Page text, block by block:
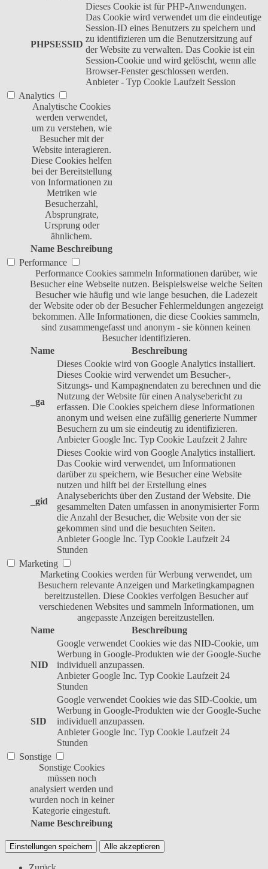
PHPSESSID
Dieses Cookie ist für PHP-Anwendungen.
Das Cookie wird verwendet um die eindeutige
Session-ID eines Benutzers zu speichern und
zu identifizieren um die Benutzersitzung auf
der Website zu verwalten. Das Cookie ist ein
Session-Cookie und wird gelöscht, wenn alle
Browser-Fenster geschlossen werden.
Anbieter - Typ Cookie Laufzeit Session
Analytics
Analytische Cookies
werden verwendet,
um zu verstehen, wie
Besucher mit der
Website interagieren.
Diese Cookies helfen
bei der Bereitstellung
von Informationen zu
Metriken wie
Besucherzahl,
Absprungrate,
Ursprung oder
ähnlichem.
Name Beschreibung
Performance
Performance Cookies sammeln Informationen darüber, wie
Besucher eine Webseite nutzen. Beispielsweise welche Seiten
Besucher wie häufig und wie lange besuchen, die Ladezeit
der Website oder ob der Besucher Fehlermeldungen angezeigt
bekommen. Alle Informationen, die diese Cookies sammeln,
sind zusammengefasst und anonym - sie können keinen
Besucher identifizieren.
Name
Beschreibung
_ga
Dieses Cookie wird von Google Analytics installiert.
Dieses Cookie wird verwendet um Besucher-,
Sitzungs- und Kampagnendaten zu berechnen und die
Nutzung der Website für einen Analysebericht zu
erfassen. Die Cookies speichern diese Informationen
anonym und weisen eine zufällig generierte Nummer
Besuchern zu um sie eindeutig zu identifizieren.
Anbieter Google Inc. Typ Cookie Laufzeit 2 Jahre
_gid
Dieses Cookie wird von Google Analytics installiert.
Das Cookie wird verwendet, um Informationen
darüber zu speichern, wie Besucher eine Website
nutzen und hilft bei der Erstellung eines
Analyseberichts über den Zustand der Website. Die
gesammelten Daten umfassen in anonymisierter Form
die Anzahl der Besucher, die Website von der sie
gekommen sind und die besuchten Seiten.
Anbieter Google Inc. Typ Cookie Laufzeit 24
Stunden
Marketing
Marketing Cookies werden für Werbung verwendet, um
Besuchern relevante Anzeigen und Marketingkampagnen
bereitzustellen. Diese Cookies verfolgen Besucher auf
verschiedenen Websites und sammeln Informationen, um
angepasste Anzeigen bereitzustellen.
Name
Beschreibung
NID
Google verwendet Cookies wie das NID-Cookie, um
Werbung in Google-Produkten wie der Google-Suche
individuell anzupassen.
Anbieter Google Inc. Typ Cookie Laufzeit 24
Stunden
SID
Google verwendet Cookies wie das SID-Cookie, um
Werbung in Google-Produkten wie der Google-Suche
individuell anzupassen.
Anbieter Google Inc. Typ Cookie Laufzeit 24
Stunden
Sonstige
Sonstige Cookies
müssen noch
analysiert werden und
wurden noch in keiner
Kategorie eingestuft.
Name Beschreibung
Einstellungen speichern Alle akzeptieren